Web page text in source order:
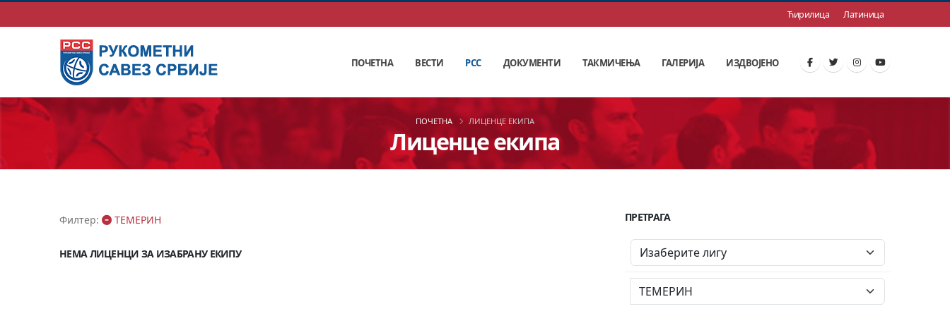
Ћирилица Латиница
ПОЧЕТНА ВЕСТИ РСС ДОКУМЕНТИ ТАКМИЧЕЊА ГАЛЕРИЈА ИЗДВОЈЕНО
Лиценце екипа
ПОЧЕТНА ЛИЦЕНЦЕ ЕКИПА
Филтер: ТЕМЕРИН
НЕМА ЛИЦЕНЦИ ЗА ИЗАБРАНУ ЕКИПУ
ПРЕТРАГА